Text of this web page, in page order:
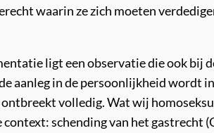
waarin ze zich moeten
ligt een observatie die ook bij
aanleg in de persoonlijkheid wordt
volledig. Wat wij
schending van het gastrecht